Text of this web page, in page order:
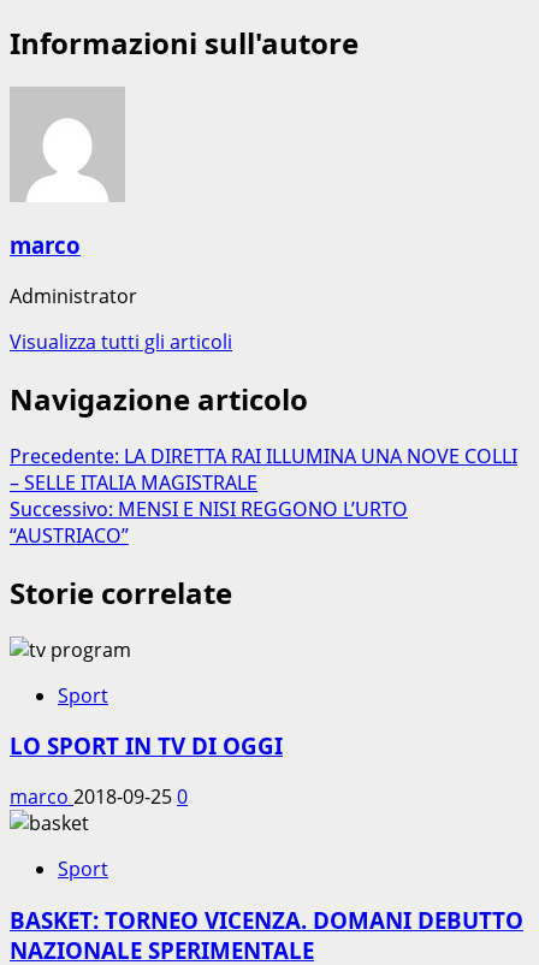
Informazioni sull'autore
marco
Administrator
Visualizza tutti gli articoli
Navigazione articolo
Precedente: LA DIRETTA RAI ILLUMINA UNA NOVE COLLI
– SELLE ITALIA MAGISTRALE
Successivo: MENSI E NISI REGGONO L’URTO
“AUSTRIACO”
Storie correlate
Sport
LO SPORT IN TV DI OGGI
marco 2018-09-250
Sport
BASKET: TORNEO VICENZA. DOMANI DEBUTTO
NAZIONALE SPERIMENTALE